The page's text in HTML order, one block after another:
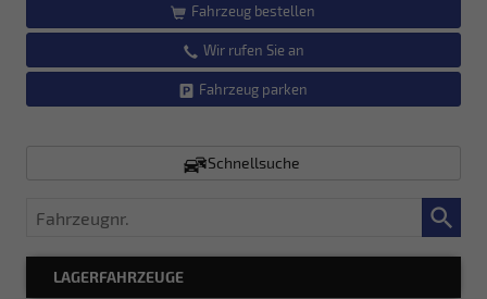
Fahrzeug bestellen
Wir rufen Sie an
Fahrzeug parken
Schnellsuche
Fahrzeugnr.
LAGERFAHRZEUGE